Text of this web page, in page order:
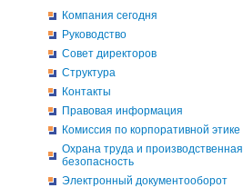
Компания сегодня
Руководство
Совет директоров
Структура
Контакты
Правовая информация
Комиссия по корпоративной этике
Охрана труда и производственная
безопасность
Электронный документооборот